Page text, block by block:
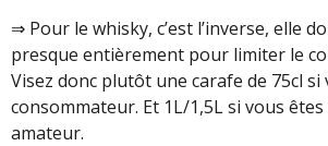
⇒ Pour le whisky, c’est l’inverse, elle
presque entièrement pour limiter le
Visez donc plutôt une carafe de 75cl
consommateur. Et 1L/1,5L si vous
amateur.